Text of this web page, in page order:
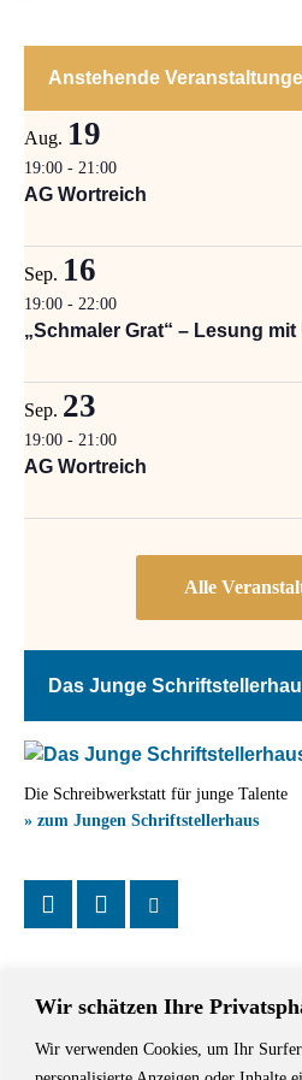
Wir schätzen Ihre
Wir verwenden Cookies, um Ihr
Anstehende
Aug. 19
19:00 - 21:00
AG Wortreich
Sep. 16
19:00 - 22:00
„Schmaler Grat“ – Lesung
Sep. 23
19:00 - 21:00
AG Wortreich
Das Junge
Die Schreibwerkstatt für junge Talente
» zum Jungen Schriftstellerhaus
Das Schriftstellerhaus ist ein beliebter